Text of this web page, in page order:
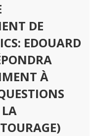
DE
EDOUARD
À
LA